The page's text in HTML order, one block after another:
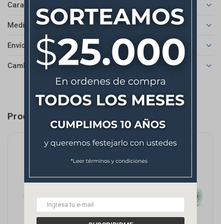
Características
Medios de pago
Envíos
Cambios y Devoluciones
Productos que te pueden interesar